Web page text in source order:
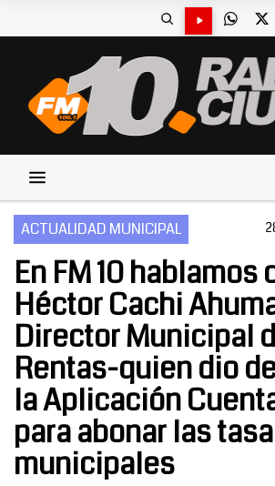
ACTUALIDAD MUNICIPAL
En FM 10 hablamos
Héctor Cachi
Director Municipal
Rentas-quien dio
la Aplicación
para abonar las
municipales